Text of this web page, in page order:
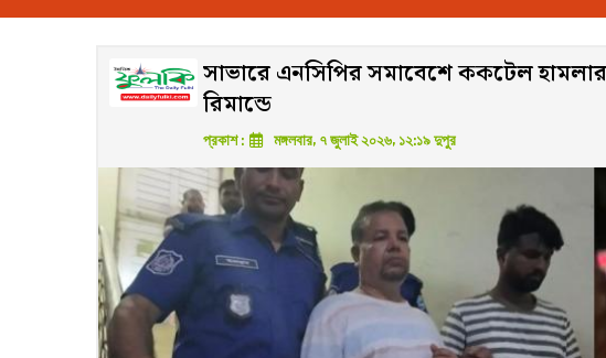
সাভারে এনসিপির সমাবেশে ককটেল
রিমান্ডে
প্রকাশ : মঙ্গলবার, ৭ জুলাই ২০২৬, ১২:১৯ দুপুর